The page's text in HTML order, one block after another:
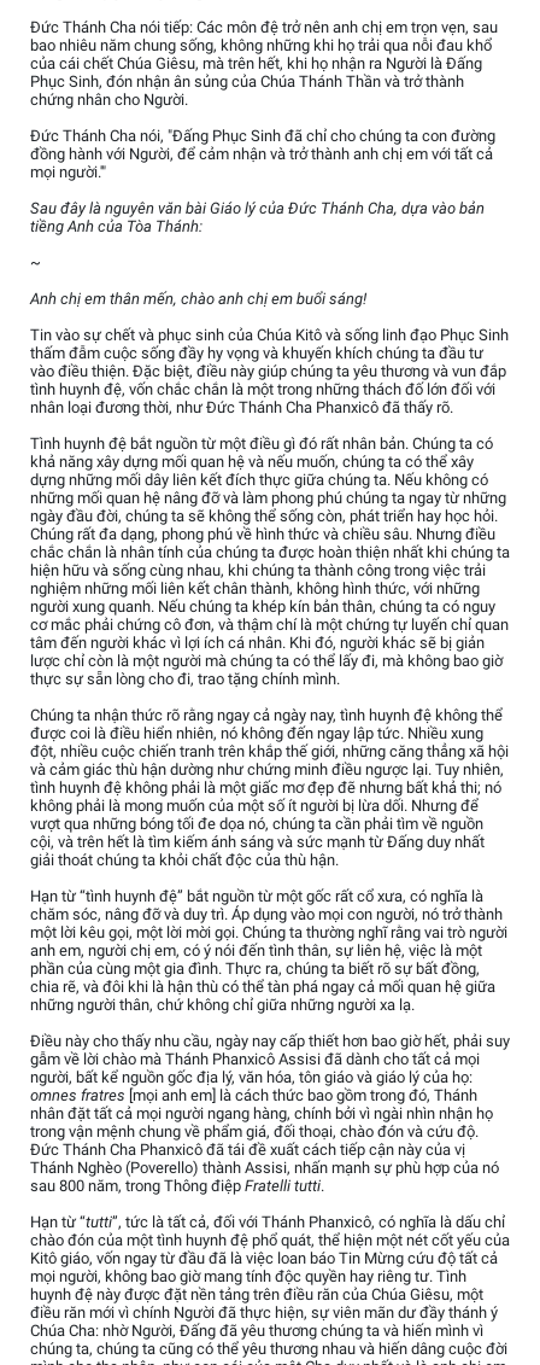
Đức Thánh Cha nói tiếp: Các môn đệ trở nên anh chị em trọn vẹn, sau
bao nhiêu năm chung sống, không những khi họ trải qua nỗi đau khổ
của cái chết Chúa Giêsu, mà trên hết, khi họ nhận ra Người là Đấng
Phục Sinh, đón nhận ân sủng của Chúa Thánh Thần và trở thành
chứng nhân cho Người.
Đức Thánh Cha nói, "Đấng Phục Sinh đã chỉ cho chúng ta con đường
đồng hành với Người, để cảm nhận và trở thành anh chị em với tất cả
mọi người.'"
Sau đây là nguyên văn bài Giáo lý của Đức Thánh Cha, dựa vào bản
tiềng Anh của Tòa Thánh:
~
Anh chị em thân mến, chào anh chị em buổi sáng!
Tin vào sự chết và phục sinh của Chúa Kitô và sống linh đạo Phục Sinh
thấm đẫm cuộc sống đầy hy vọng và khuyến khích chúng ta đầu tư
vào điều thiện. Đặc biệt, điều này giúp chúng ta yêu thương và vun đắp
tình huynh đệ, vốn chắc chắn là một trong những thách đố lớn đối với
nhân loại đương thời, như Đức Thánh Cha Phanxicô đã thấy rõ.
Tình huynh đệ bắt nguồn từ một điều gì đó rất nhân bản. Chúng ta có
khả năng xây dựng mối quan hệ và nếu muốn, chúng ta có thể xây
dựng những mối dây liên kết đích thực giữa chúng ta. Nếu không có
những mối quan hệ nâng đỡ và làm phong phú chúng ta ngay từ những
ngày đầu đời, chúng ta sẽ không thể sống còn, phát triển hay học hỏi.
Chúng rất đa dạng, phong phú về hình thức và chiều sâu. Nhưng điều
chắc chắn là nhân tính của chúng ta được hoàn thiện nhất khi chúng ta
hiện hữu và sống cùng nhau, khi chúng ta thành công trong việc trải
nghiệm những mối liên kết chân thành, không hình thức, với những
người xung quanh. Nếu chúng ta khép kín bản thân, chúng ta có nguy
cơ mắc phải chứng cô đơn, và thậm chí là một chứng tự luyến chỉ quan
tâm đến người khác vì lợi ích cá nhân. Khi đó, người khác sẽ bị giản
lược chỉ còn là một người mà chúng ta có thể lấy đi, mà không bao giờ
thực sự sẵn lòng cho đi, trao tặng chính mình.
Chúng ta nhận thức rõ rằng ngay cả ngày nay, tình huynh đệ không thể
được coi là điều hiển nhiên, nó không đến ngay lập tức. Nhiều xung
đột, nhiều cuộc chiến tranh trên khắp thế giới, những căng thẳng xã hội
và cảm giác thù hận dường như chứng minh điều ngược lại. Tuy nhiên,
tình huynh đệ không phải là một giấc mơ đẹp đẽ nhưng bất khả thi; nó
không phải là mong muốn của một số ít người bị lừa dối. Nhưng để
vượt qua những bóng tối đe dọa nó, chúng ta cần phải tìm về nguồn
cội, và trên hết là tìm kiếm ánh sáng và sức mạnh từ Đấng duy nhất
giải thoát chúng ta khỏi chất độc của thù hận.
Hạn từ “tình huynh đệ” bắt nguồn từ một gốc rất cổ xưa, có nghĩa là
chăm sóc, nâng đỡ và duy trì. Áp dụng vào mọi con người, nó trở thành
một lời kêu gọi, một lời mời gọi. Chúng ta thường nghĩ rằng vai trò người
anh em, người chị em, có ý nói đến tình thân, sự liên hệ, việc là một
phần của cùng một gia đình. Thực ra, chúng ta biết rõ sự bất đồng,
chia rẽ, và đôi khi là hận thù có thể tàn phá ngay cả mối quan hệ giữa
những người thân, chứ không chỉ giữa những người xa lạ.
Điều này cho thấy nhu cầu, ngày nay cấp thiết hơn bao giờ hết, phải suy
gẫm về lời chào mà Thánh Phanxicô Assisi đã dành cho tất cả mọi
người, bất kể nguồn gốc địa lý, văn hóa, tôn giáo và giáo lý của họ:
omnes fratres [mọi anh em] là cách thức bao gồm trong đó, Thánh
nhân đặt tất cả mọi người ngang hàng, chính bởi vì ngài nhìn nhận họ
trong vận mệnh chung về phẩm giá, đối thoại, chào đón và cứu độ.
Đức Thánh Cha Phanxicô đã tái đề xuất cách tiếp cận này của vị
Thánh Nghèo (Poverello) thành Assisi, nhấn mạnh sự phù hợp của nó
sau 800 năm, trong Thông điệp Fratelli tutti.
Hạn từ “tutti”, tức là tất cả, đối với Thánh Phanxicô, có nghĩa là dấu chỉ
chào đón của một tình huynh đệ phổ quát, thể hiện một nét cốt yếu của
Kitô giáo, vốn ngay từ đầu đã là việc loan báo Tin Mừng cứu độ tất cả
mọi người, không bao giờ mang tính độc quyền hay riêng tư. Tình
huynh đệ này được đặt nền tảng trên điều răn của Chúa Giêsu, một
điều răn mới vì chính Người đã thực hiện, sự viên mãn dư đầy thánh ý
Chúa Cha: nhờ Người, Đấng đã yêu thương chúng ta và hiến mình vì
chúng ta, chúng ta cũng có thể yêu thương nhau và hiến dâng cuộc đời